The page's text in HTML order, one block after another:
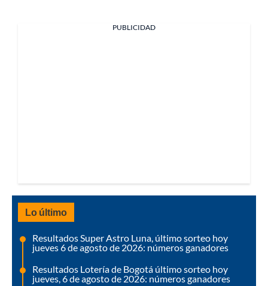
PUBLICIDAD
Lo último
Resultados Super Astro Luna, último sorteo hoy
jueves 6 de agosto de 2026: números ganadores
Resultados Lotería de Bogotá último sorteo hoy
jueves, 6 de agosto de 2026: números ganadores